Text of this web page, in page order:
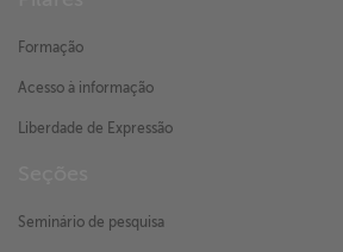
Formação
Acesso à informação
Liberdade de Expressão
Seminário de pesquisa